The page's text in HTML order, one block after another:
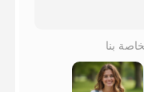
بنا